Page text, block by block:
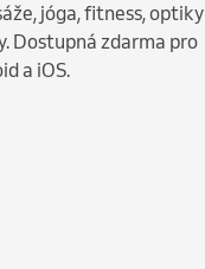
jóga, fitness, optiky
Dostupná zdarma pro
a iOS.